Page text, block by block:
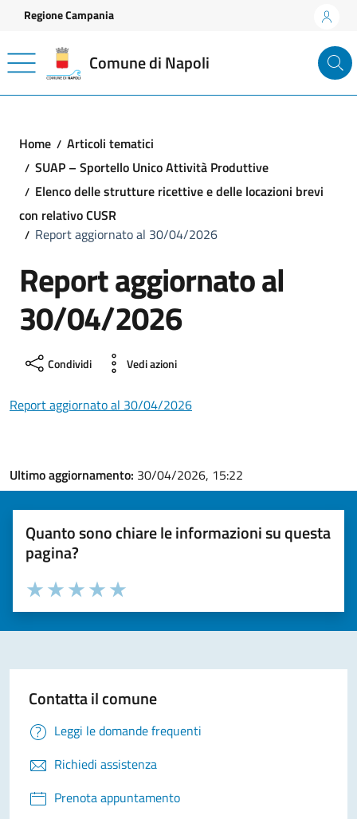
Vai ai contenuti
Vai al footer
Regione Campania
Comune di Napoli
Home
Articoli tematici
SUAP – Sportello Unico Attività Produttive
Elenco delle strutture ricettive e delle locazioni brevi
con relativo CUSR
Report aggiornato al 30/04/2026
Report aggiornato al
30/04/2026
Condividi Vedi azioni
Report aggiornato al 30/04/2026
Ultimo aggiornamento: 30/04/2026, 15:22
Quanto sono chiare le informazioni su questa
pagina?
Valuta la chiarezza delle informazioni (da 1 a 5 stelle)
Seleziona il numero di stelle per valutare la chiarezza delle
Valuta 5 stelle su 5
Valuta 4 stelle su 5
Valuta 3 stelle su 5
Valuta 2 stelle su 5
Valuta 1 stelle su 5
Contatta il comune
Leggi le domande frequenti
Richiedi assistenza
Prenota appuntamento